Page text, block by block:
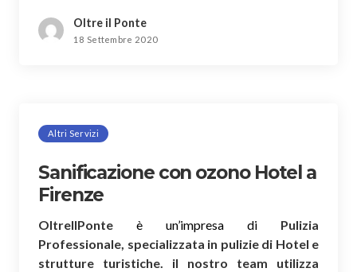
Oltre il Ponte
18 Settembre 2020
Altri Servizi
Sanificazione con ozono Hotel a
Firenze
OltreIlPonte è un’impresa di Pulizia
Professionale, specializzata in pulizie di Hotel e
strutture turistiche. il nostro team utilizza